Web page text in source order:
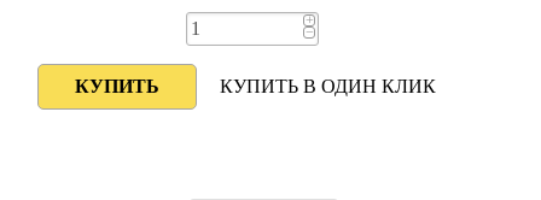
+
−
КУПИТЬ В ОДИН КЛИК